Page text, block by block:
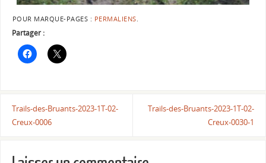
POUR MARQUE-PAGES : PERMALIENS
Partager :
Trails-des-Bruants-2023-1T-02-
Creux-0006
Trails-des-Bruants-2023-1T-02-
Creux-0030-1